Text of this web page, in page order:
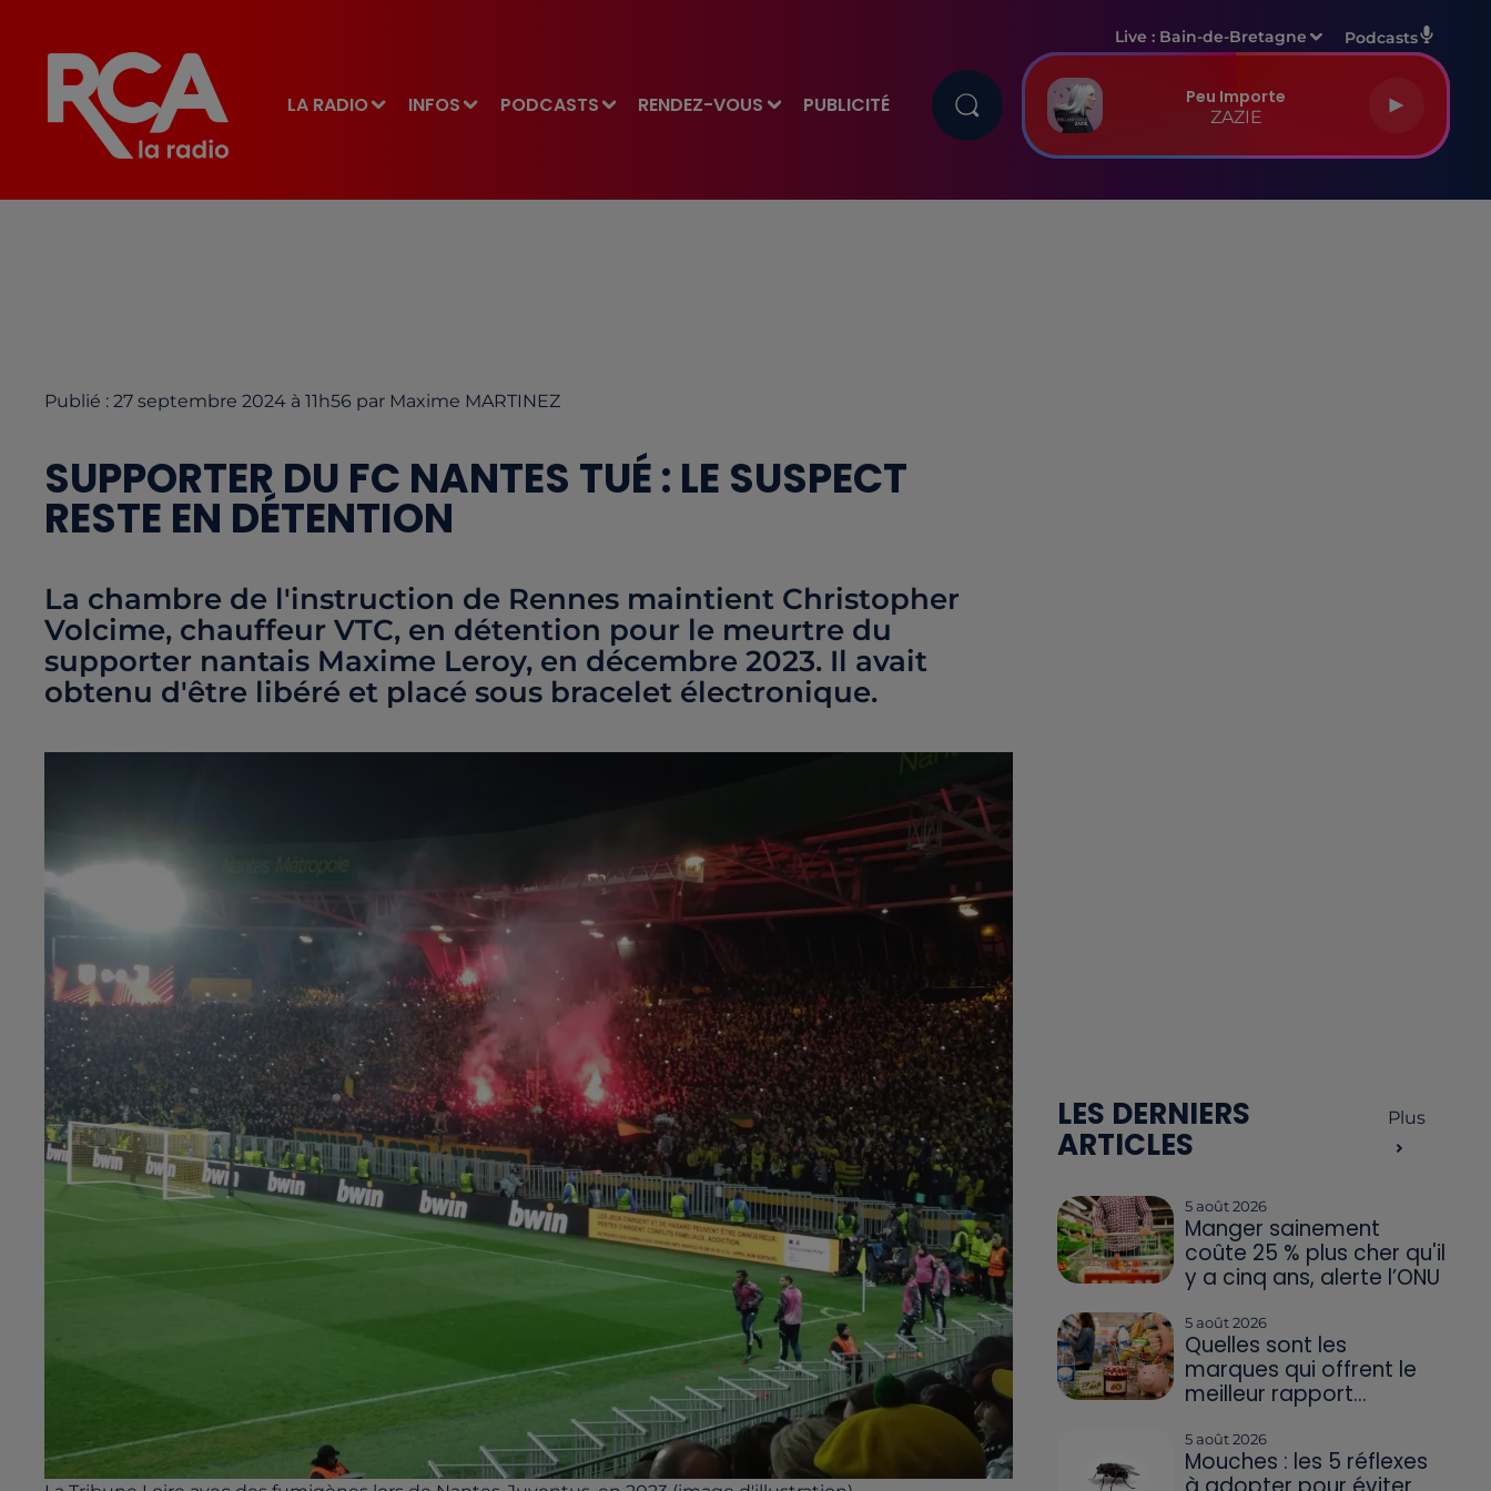
LA RADIO INFOS PODCASTS RENDEZ-VOUS PUBLICITÉ
Live : Bain-de-Bretagne Podcasts
Peu Importe
ZAZIE
Publié : 27 septembre 2024 à 11h56 par Maxime MARTINEZ
SUPPORTER DU FC NANTES TUÉ : LE SUSPECT
RESTE EN DÉTENTION
La chambre de l'instruction de Rennes maintient Christopher
Volcime, chauffeur VTC, en détention pour le meurtre du
supporter nantais Maxime Leroy, en décembre 2023. Il avait
obtenu d'être libéré et placé sous bracelet électronique.
LES DERNIERS
ARTICLES
Plus
5 août 2026
Manger sainement
coûte 25 % plus cher qu'il
y a cinq ans, alerte l’ONU
5 août 2026
Quelles sont les
marques qui offrent le
meilleur rapport...
5 août 2026
Mouches : les 5 réflexes